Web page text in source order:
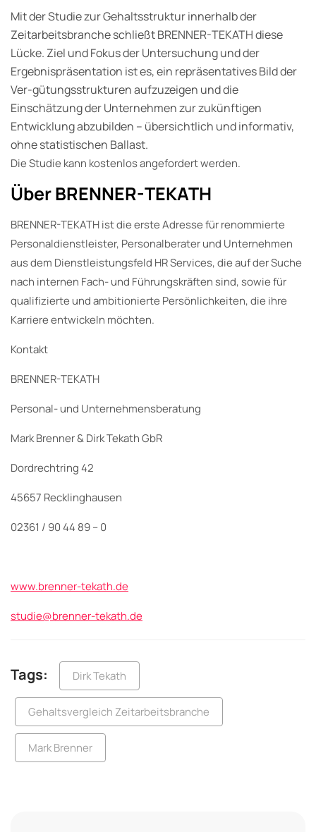
Mit der Studie zur Gehaltsstruktur innerhalb der
Zeitarbeitsbranche schließt BRENNER-TEKATH diese
Lücke. Ziel und Fokus der Untersuchung und der
Ergebnispräsentation ist es, ein repräsentatives Bild der
Ver-gütungsstrukturen aufzuzeigen und die
Einschätzung der Unternehmen zur zukünftigen
Entwicklung abzubilden – übersichtlich und informativ,
ohne statistischen Ballast.
Die Studie kann kostenlos angefordert werden.
Über BRENNER-TEKATH
BRENNER-TEKATH ist die erste Adresse für renommierte
Personaldienstleister, Personalberater und Unternehmen
aus dem Dienstleistungsfeld HR Services, die auf der Suche
nach internen Fach- und Führungskräften sind, sowie für
qualifizierte und ambitionierte Persönlichkeiten, die ihre
Karriere entwickeln möchten.
Kontakt
BRENNER-TEKATH
Personal- und Unternehmensberatung
Mark Brenner & Dirk Tekath GbR
Dordrechtring 42
45657 Recklinghausen
02361 / 90 44 89 – 0
www.brenner-tekath.de
studie@brenner-tekath.de
Tags: Dirk Tekath
Gehaltsvergleich Zeitarbeitsbranche
Mark Brenner